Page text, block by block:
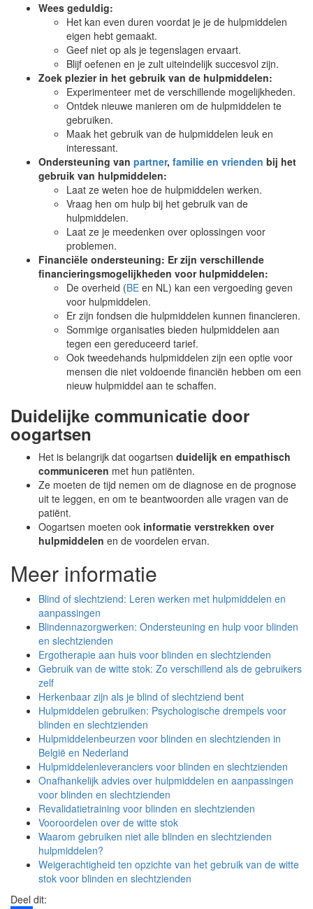
Wees geduldig:
Het kan even duren voordat je je de hulpmiddelen
eigen hebt gemaakt.
Geef niet op als je tegenslagen ervaart.
Blijf oefenen en je zult uiteindelijk succesvol zijn.
Zoek plezier in het gebruik van de hulpmiddelen:
Experimenteer met de verschillende mogelijkheden.
Ontdek nieuwe manieren om de hulpmiddelen te
gebruiken.
Maak het gebruik van de hulpmiddelen leuk en
interessant.
Ondersteuning van partner, familie en vrienden bij het
gebruik van hulpmiddelen:
Laat ze weten hoe de hulpmiddelen werken.
Vraag hen om hulp bij het gebruik van de
hulpmiddelen.
Laat ze je meedenken over oplossingen voor
problemen.
Financiële ondersteuning: Er zijn verschillende
financieringsmogelijkheden voor hulpmiddelen:
De overheid (BE en NL) kan een vergoeding geven
voor hulpmiddelen.
Er zijn fondsen die hulpmiddelen kunnen financieren.
Sommige organisaties bieden hulpmiddelen aan
tegen een gereduceerd tarief.
Ook tweedehands hulpmiddelen zijn een optie voor
mensen die niet voldoende financiën hebben om een
nieuw hulpmiddel aan te schaffen.
Duidelijke communicatie door
oogartsen
Het is belangrijk dat oogartsen duidelijk en empathisch
communiceren met hun patiënten.
Ze moeten de tijd nemen om de diagnose en de prognose
uit te leggen, en om te beantwoorden alle vragen van de
patiënt.
Oogartsen moeten ook informatie verstrekken over
hulpmiddelen en de voordelen ervan.
Meer informatie
Blind of slechtziend: Leren werken met hulpmiddelen en
aanpassingen
Blindennazorgwerken: Ondersteuning en hulp voor blinden
en slechtzienden
Ergotherapie aan huis voor blinden en slechtzienden
Gebruik van de witte stok: Zo verschillend als de gebruikers
zelf
Herkenbaar zijn als je blind of slechtziend bent
Hulpmiddelen gebruiken: Psychologische drempels voor
blinden en slechtzienden
Hulpmiddelenbeurzen voor blinden en slechtzienden in
België en Nederland
Hulpmiddelenleveranciers voor blinden en slechtzienden
Onafhankelijk advies over hulpmiddelen en aanpassingen
voor blinden en slechtzienden
Revalidatietraining voor blinden en slechtzienden
Vooroordelen over de witte stok
Waarom gebruiken niet alle blinden en slechtzienden
hulpmiddelen?
Weigerachtigheid ten opzichte van het gebruik van de witte
stok voor blinden en slechtzienden
Deel dit: